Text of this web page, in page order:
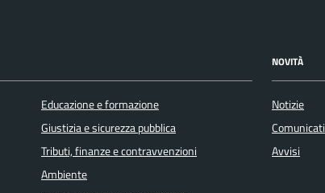
Educazione e formazione
Giustizia e sicurezza pubblica
Tributi, finanze e contravvenzioni
Ambiente
NOVITÀ
Notizie
Comunicati
Avvisi